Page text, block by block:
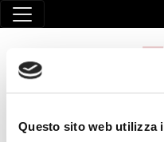
Questo sito web utilizza